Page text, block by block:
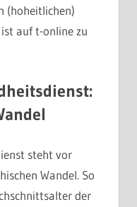
(hoheitlichen)
auf t-online zu
steht vor
Wandel. So
der